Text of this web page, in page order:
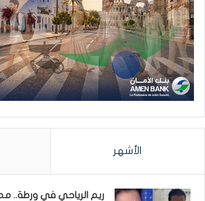
الأشهر
ريم الرياحي في ورطة..